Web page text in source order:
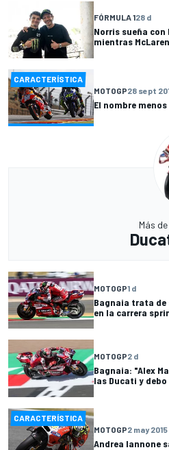
FÓRMULA 128 d
Norris sueña con
mientras
CARACTERÍSTICA
MOTOGP28 sept
El nombre
Más de
MOTOGP1 d
Bagnaia trata de
en la carrera
MOTOGP2 d
Bagnaia: "Alex
las Ducati y
CARACTERÍSTICA
MOTOGP2 may 2015
Andrea Iannone